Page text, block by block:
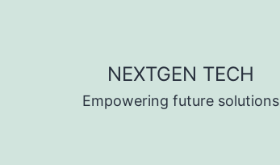
NEXTGEN TECH
Empowering future solutions